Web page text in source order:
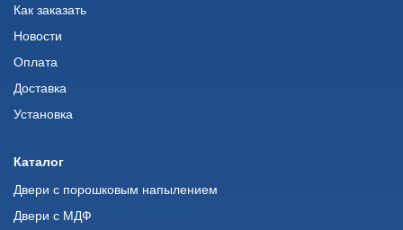
Как заказать
Новости
Оплата
Доставка
Установка
Каталог
Двери с порошковым напылением
Двери с МДФ